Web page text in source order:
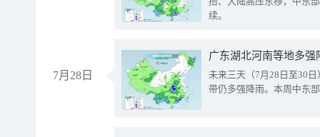
续。
7月28日
广东湖北河南等地多
未来三天（7月28日至30
带仍多强降雨。本周中东